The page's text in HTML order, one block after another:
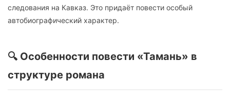
следования на Кавказ. Это придаёт повести особый
автобиографический характер.
🔍 Особенности повести «Тамань» в
структуре романа